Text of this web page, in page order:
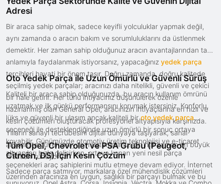
Adresi
Bir araca sahip olmak, sadece keyifli yolculuklar yapmak değil,
aynı zamanda o aracın bakım ve sorumluluklarını da üstlenmek
demektir. Her zaman sahip olduğunuz aracın avantajlarından tam
anlamıyla faydalanmak istiyorsanız, yapacağınız yedek parça
tercihleri hayati bir önem taşır. Doğru zamanda, doğru kalitede
seçilmiş yedek parçalar; aracınızı daha nitelikli, güvenli ve çekici
bir hale getirir. Her türlü ihtiyacınız düşünülerek özenle
hazırlanmış olan General Opel, aracınızın ihtiyaçlarına en hızlı ve
kesin çözümleri oluşturacak profesyonel altyapısıyla karşınızda.
Yılların sanayi tecrübesini dijital dünyaya taşıyarak, sanal
alışverişte güven arayan müşterilerimiz için her zaman en büyük
fırsatları sunuyoruz.
Oto Yedek Parça ile Uzun Ömürlü ve Güvenli Sürüş
Kaliteli bir araca sahip olduğunuzda, bu aracın kullanım ömrünü
uzatmak ve ilk günkü performansını korumak istersiniz. Konforlu,
lüks ve güvenli bir ulaşım ancak kaliteli biroto yedek parça
seçeneği ile desteklendiğinde uzun ömürlü bir sonuç ortaya
koyabilir. Günümüzde otomotiv üretim teknolojisi ve e-ticaret
altyapıları hızla gelişirken, ortaya konan yeni nesil parça
seçenekleri araç sahiplerini mutlu etmeye devam ediyor. İnternet
üzerinden aracınıza en uygun, sağlıklı bir parçayı bulmak ve bu
Tüm Opel, Chevrolet ve PSA Grubu (Peugeot,
Citroën, DS) İçin Kesin Çözüm
Sadece parça satmıyor, markalara özel mühendislik çözümleri